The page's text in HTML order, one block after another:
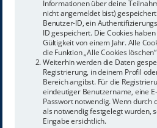
Informationen über deine
nicht angemeldet bist)
Benutzer-ID, ein
ID gespeichert. Die Cookies
Gültigkeit von einem Jahr. Alle
die Funktion „Alle Cookies
Weiterhin werden die Daten
Registrierung, in deinem Profil
Bereich angibst. Für die
eindeutiger Benutzername, eine
Passwort notwendig. Wenn
als notwendig festgelegt wurden,
Eingabe ersichtlich.